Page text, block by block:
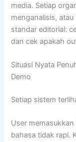
media. Setiap
menganalisis,
standar editorial:
dan cek apakah
Situasi Nyata
Demo
Setiap sistem
User
bahasa tidak rapi.